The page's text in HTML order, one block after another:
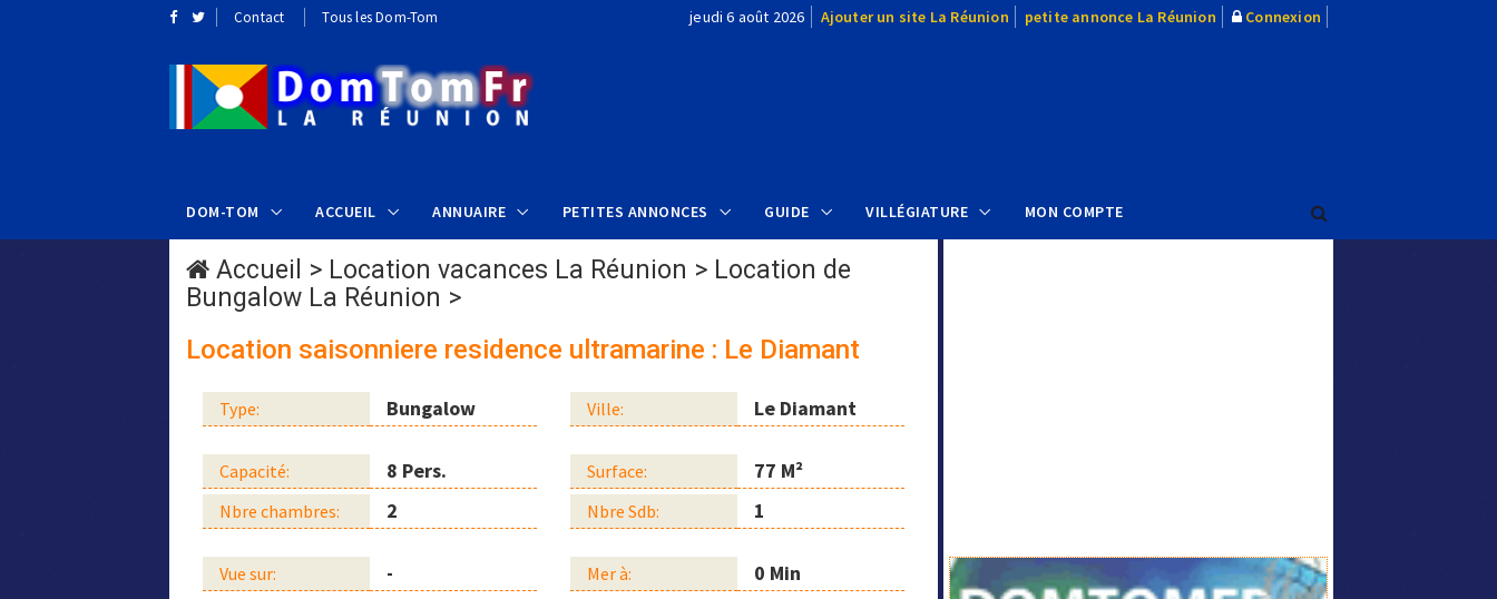
Contact Tous les Dom-Tom jeudi 6 août 2026 Ajouter un site La Réunion petite annonce La Réunion Connexion
DOM-TOM ACCUEIL ANNUAIRE PETITES ANNONCES GUIDE VILLÉGIATURE MON COMPTE
Accueil > Location vacances La Réunion > Location de
Bungalow La Réunion >
Location saisonniere residence ultramarine : Le Diamant
Type: Bungalow Ville: Le Diamant
Capacité: 8 Pers. Surface: 77 M²
Nbre chambres: 2 Nbre Sdb: 1
Vue sur: - Mer à: 0 Min